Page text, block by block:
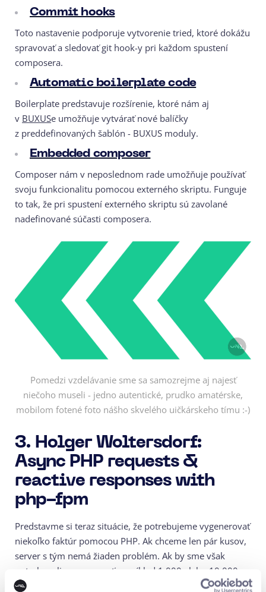
Commit hooks
Toto nastavenie podporuje vytvorenie tried, ktoré dokážu
spravovať a sledovať git hook-y pri každom spustení
composera.
Automatic boilerplate code
Boilerplate predstavuje rozšírenie, ktoré nám aj
v BUXUSe umožňuje vytvárať nové balíčky
z preddefinovaných šablón - BUXUS moduly.
Embedded composer
Composer nám v neposlednom rade umožňuje používať
svoju funkcionalitu pomocou externého skriptu. Funguje
to tak, že pri spustení externého skriptu sú zavolané
nadefinované súčasti composera.
Pomedzi vzdelávanie sme sa samozrejme aj najesť
niečoho museli - jedno autentické, prudko amatérske,
mobilom fotené foto nášho skvelého uičkárskeho tímu :-)
3. Holger Woltersdorf:
Async PHP requests &
reactive responses with
php-fpm
Predstavme si teraz situácie, že potrebujeme vygenerovať
niekoľko faktúr pomocou PHP. Ak chceme len pár kusov,
server s tým nemá žiaden problém. Ak by sme však
potrebovali vygenerovať napríklad 1.000 alebo 10.000
kusov, pri tejto práci sa už náš server celkom solídne